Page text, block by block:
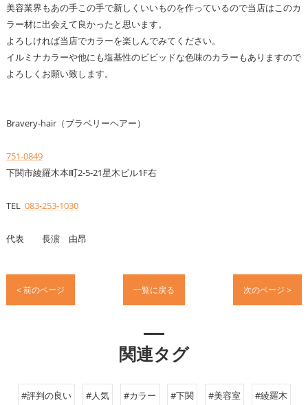
美容業界もあの手この手で新しくいいものを作っているので当店はこのカ
ラー材に出会えて良かったと思います。
よろしければ当店でカラーを楽しんでみてください。
イルミナカラーや他にも塩基性のビビッドな色味のカラーもありますので
よろしくお願い致します。
Bravery-hair（ブラベリーヘアー）
751-0849
下関市綾羅木本町2-5-21星木ビル1F右
TEL 083-253-1030
代表 長濵 由昂
< 前のページ 一覧に戻る 次のページ >
関連タグ
#評判の良い #人気 #カラー #下関 #美容室 #綾羅木